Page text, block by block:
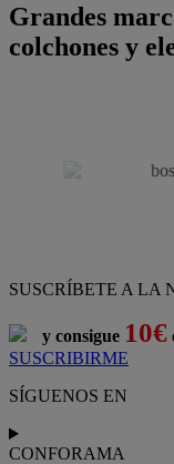
Grandes
colchones y
SUSCRÍBETE A LA
y consigue 10€
SUSCRIBIRME
SÍGUENOS EN
CONFORAMA